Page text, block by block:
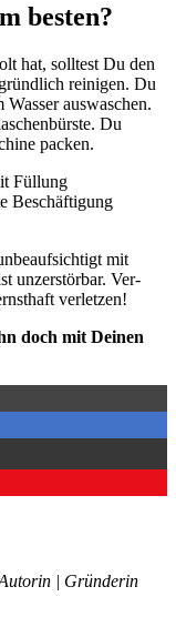
bes­ten?
hat, soll­test Du den
rei­ni­gen. Du
aus­wa­schen.
Du
packen.
Beschäf­ti­gung
mit
unzer­stör­bar. Ver­
ver­let­zen!
doch mit Dei­nen
| Gründerin